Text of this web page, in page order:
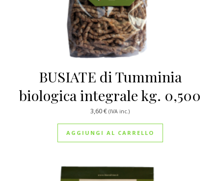
BUSIATE di Tumminia
biologica integrale kg. 0,500
3,60€ (IVA inc.)
AGGIUNGI AL CARRELLO